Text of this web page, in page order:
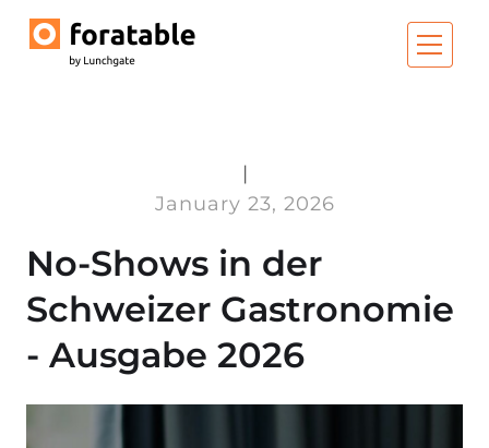
|
January 23, 2026
No-Shows in der
Schweizer Gastronomie
- Ausgabe 2026